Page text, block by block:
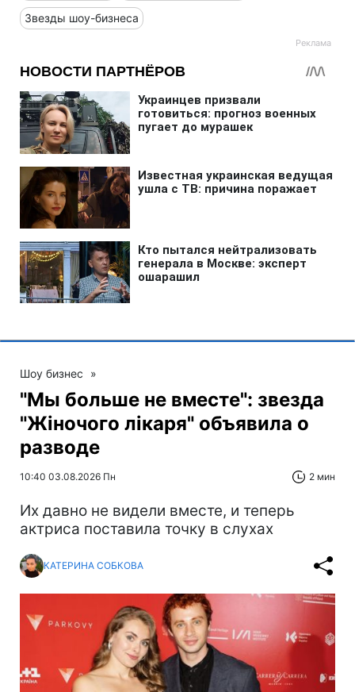
Звезды шоу-бизнеса
Шоу бизнес »
"Мы больше не вместе": звезда
"Жіночого лікаря" объявила о
разводе
10:40 03.08.2026 Пн 2 мин
Их давно не видели вместе, и теперь
актриса поставила точку в слухах
КАТЕРИНА СОБКОВА